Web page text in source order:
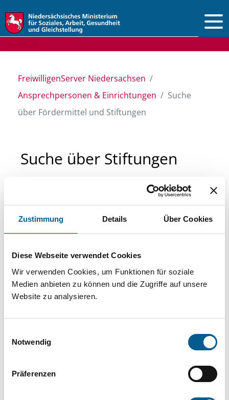
Zustimmung Details Über Cookies
Diese Webseite verwendet Cookies
Wir verwenden Cookies, um Funktionen für soziale
Medien anbieten zu können und die Zugriffe auf unsere
Website zu analysieren.
Notwendig
Präferenzen
FreiwilligenServer Niedersachsen
Ansprechpersonen & Einrichtungen
Suche
über Fördermittel und Stiftungen
Suche über Stiftungen
Sie suchen finanzielle Unterstützung für ein
Projekt oder ein Vorhaben? Hier können Sie
direkt über unsere Fördermitteldatenbank und
Stiftungsdatenbank recherchieren. Bei der
Suche bitte die Groß- und Kleinschreibung
beachten.
können durch die Wahl von Bereichen oder